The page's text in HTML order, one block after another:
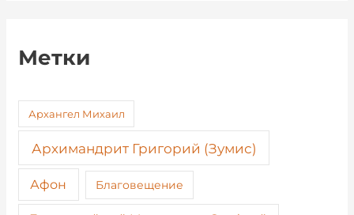
Метки
Архангел Михаил
Архимандрит Григорий (Зумис)
Афон Благовещение